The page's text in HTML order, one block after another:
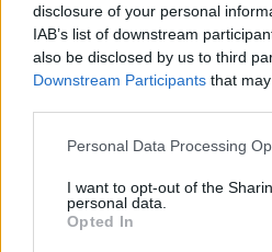
disclosure of your personal
IAB’s list of downstream
also be disclosed by us to third
Downstream Participants that
Personal Data Processing
I want to opt-out of the
personal data.
Opted In
4
UUTISET